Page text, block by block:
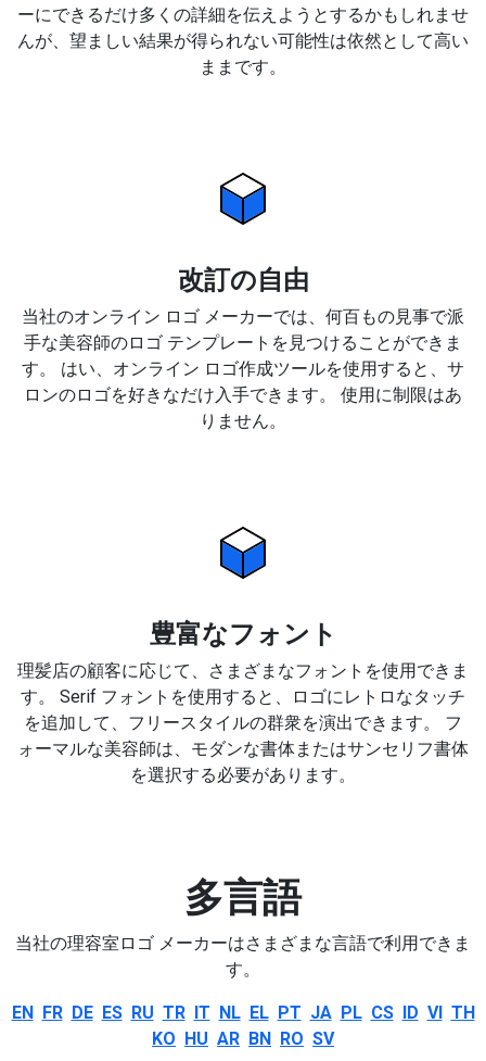
ーにできるだけ多くの詳細を伝えようとするかもしれませ
んが、望ましい結果が得られない可能性は依然として高い
ままです。
改訂の自由
当社のオンライン ロゴ メーカーでは、何百もの見事で派
手な美容師のロゴ テンプレートを見つけることができま
す。 はい、オンライン ロゴ作成ツールを使用すると、サ
ロンのロゴを好きなだけ入手できます。 使用に制限はあ
りません。
豊富なフォント
理髪店の顧客に応じて、さまざまなフォントを使用できま
す。 Serif フォントを使用すると、ロゴにレトロなタッチ
を追加して、フリースタイルの群衆を演出できます。 フ
ォーマルな美容師は、モダンな書体またはサンセリフ書体
を選択する必要があります。
多言語
当社の理容室ロゴ メーカーはさまざまな言語で利用できま
す。
EN FR DE ES RU TR IT NL EL PT JA PL CS ID VI TH
KO HU AR BN RO SV